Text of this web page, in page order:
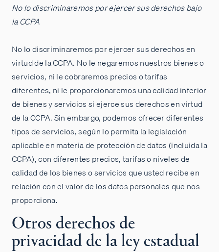
No lo discriminaremos por ejercer sus derechos bajo
la CCPA
No lo discriminaremos por ejercer sus derechos en
virtud de la CCPA. No le negaremos nuestros bienes o
servicios, ni le cobraremos precios o tarifas
diferentes, ni le proporcionaremos una calidad inferior
de bienes y servicios si ejerce sus derechos en virtud
de la CCPA. Sin embargo, podemos ofrecer diferentes
tipos de servicios, según lo permita la legislación
aplicable en materia de protección de datos (incluida la
CCPA), con diferentes precios, tarifas o niveles de
calidad de los bienes o servicios que usted recibe en
relación con el valor de los datos personales que nos
proporciona.
Otros derechos de
privacidad de la ley estadual